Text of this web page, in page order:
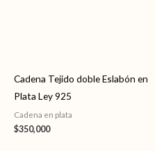
Cadena Tejido doble Eslabón en
Plata Ley 925
Cadena en plata
$350,000